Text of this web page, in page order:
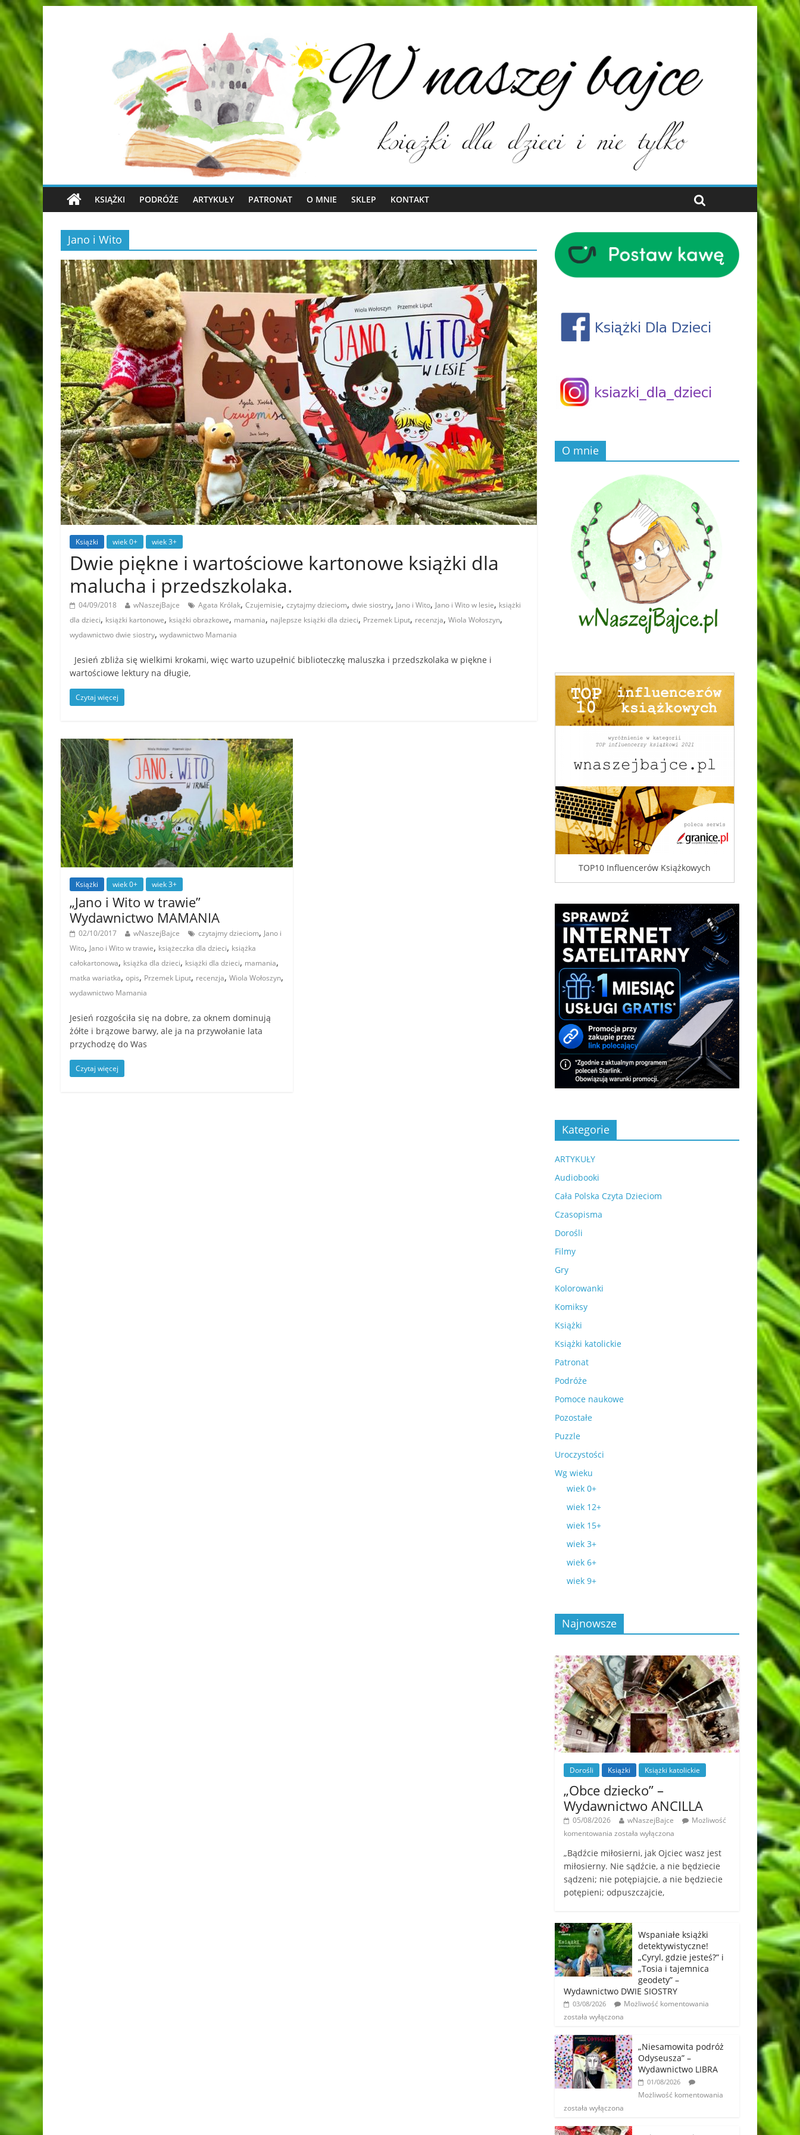
KSIĄŻKI PODRÓŻE ARTYKUŁY PATRONAT O MNIE SKLEP KONTAKT
Jano i Wito
Książki wiek 0+ wiek 3+
Dwie piękne i wartościowe kartonowe książki dla
malucha i przedszkolaka.
04/09/2018 wNaszejBajce Agata Królak, Czujemisie, czytajmy dzieciom, dwie siostry, Jano i Wito, Jano i Wito w lesie, książki
dla dzieci, książki kartonowe, książki obrazkowe, mamania, najlepsze książki dla dzieci, Przemek Liput, recenzja, Wiola Wołoszyn,
wydawnictwo dwie siostry, wydawnictwo Mamania
Jesień zbliża się wielkimi krokami, więc warto uzupełnić biblioteczkę maluszka i przedszkolaka w piękne i
wartościowe lektury na długie,
Czytaj więcej
Książki wiek 0+ wiek 3+
„Jano i Wito w trawie”
Wydawnictwo MAMANIA
02/10/2017 wNaszejBajce czytajmy dzieciom, Jano i
Wito, Jano i Wito w trawie, książeczka dla dzieci, książka
całokartonowa, książka dla dzieci, książki dla dzieci, mamania,
matka wariatka, opis, Przemek Liput, recenzja, Wiola Wołoszyn,
wydawnictwo Mamania
Jesień rozgościła się na dobre, za oknem dominują
żółte i brązowe barwy, ale ja na przywołanie lata
przychodzę do Was
Czytaj więcej
O mnie
TOP10 Influencerów Książkowych
Kategorie
ARTYKUŁY
Audiobooki
Cała Polska Czyta Dzieciom
Czasopisma
Dorośli
Filmy
Gry
Kolorowanki
Komiksy
Książki
Książki katolickie
Patronat
Podróże
Pomoce naukowe
Pozostałe
Puzzle
Uroczystości
Wg wieku
wiek 0+
wiek 12+
wiek 15+
wiek 3+
wiek 6+
wiek 9+
Najnowsze
Dorośli Książki Książki katolickie
„Obce dziecko” –
Wydawnictwo ANCILLA
05/08/2026 wNaszejBajce
Możliwość
komentowania została wyłączona
„Bądźcie miłosierni, jak Ojciec wasz jest
miłosierny. Nie sądźcie, a nie będziecie
sądzeni; nie potępiajcie, a nie będziecie
potępieni; odpuszczajcie,
Wspaniałe książki
detektywistyczne!
„Cyryl, gdzie jesteś?” i
„Tosia i tajemnica
geodety” –
Wydawnictwo DWIE SIOSTRY
03/08/2026
Możliwość komentowania
została wyłączona
„Niesamowita podróż
Odyseusza” –
Wydawnictwo LIBRA
01/08/2026
Możliwość komentowania
została wyłączona